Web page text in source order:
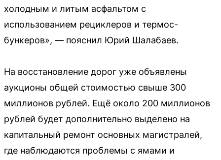
холодным и литым асфальтом с
использованием рециклеров и термос-
бункеров», — пояснил Юрий Шалабаев.
На восстановление дорог уже объявлены
аукционы общей стоимостью свыше 300
миллионов рублей. Ещё около 200 миллионов
рублей будет дополнительно выделено на
капитальный ремонт основных магистралей,
где наблюдаются проблемы с ямами и